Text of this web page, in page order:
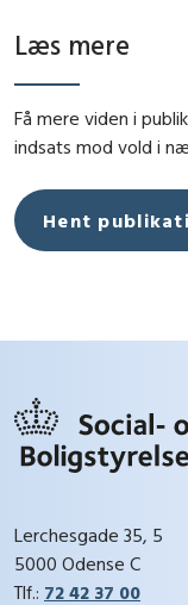
Læs mere
Få mere viden i
indsats mod vold i
Hent
Lerchesgade 35, 5
5000 Odense C
Tlf.: 72 42 37 00